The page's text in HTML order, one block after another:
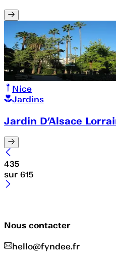
Nice
Jardins
Jardin D’Alsace
435
sur 615
Nous contacter
hello@fyndee.fr